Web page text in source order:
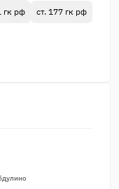
гк рф ст. 177 гк рф